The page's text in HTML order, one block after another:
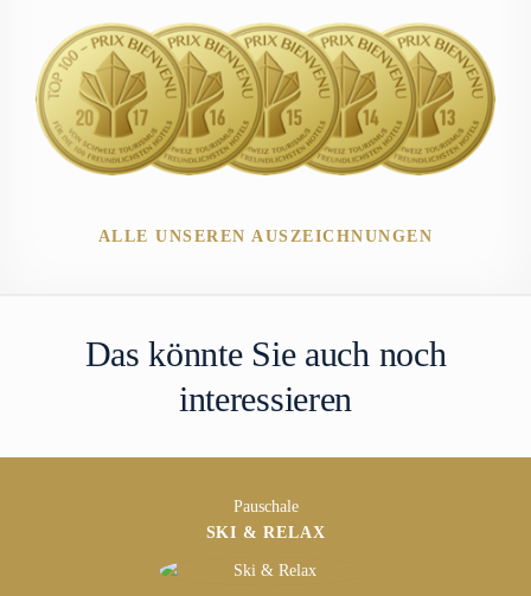
ALLE UNSEREN AUSZEICHNUNGEN
Das könnte Sie auch noch
interessieren
Pauschale
SKI & RELAX